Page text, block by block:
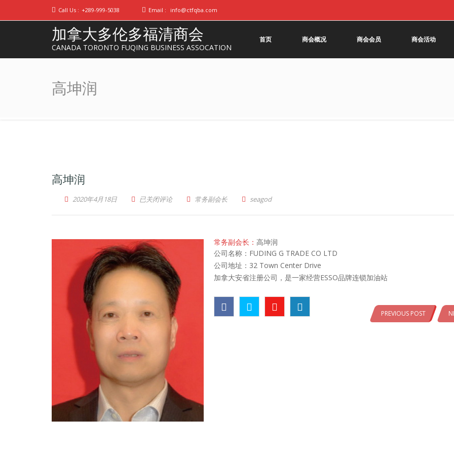
Call Us : +289-999-5038 Email : info@ctfqba.com
加拿大多伦多福清商会
CANADA TORONTO FUQING BUSINESS ASSOCATION
首页 商会概况 商会会员 商会活动
高坤润
高坤润
2020年4月18日 高坤润
已关闭评论 常务副会长 seagod
常务副会长： 高坤润
公司名称：FUDING G TRADE CO LTD
公司地址：32 Town Center Drive
加拿大安省注册公司，是一家经营ESSO品牌连锁加油站
PREVIOUS POST